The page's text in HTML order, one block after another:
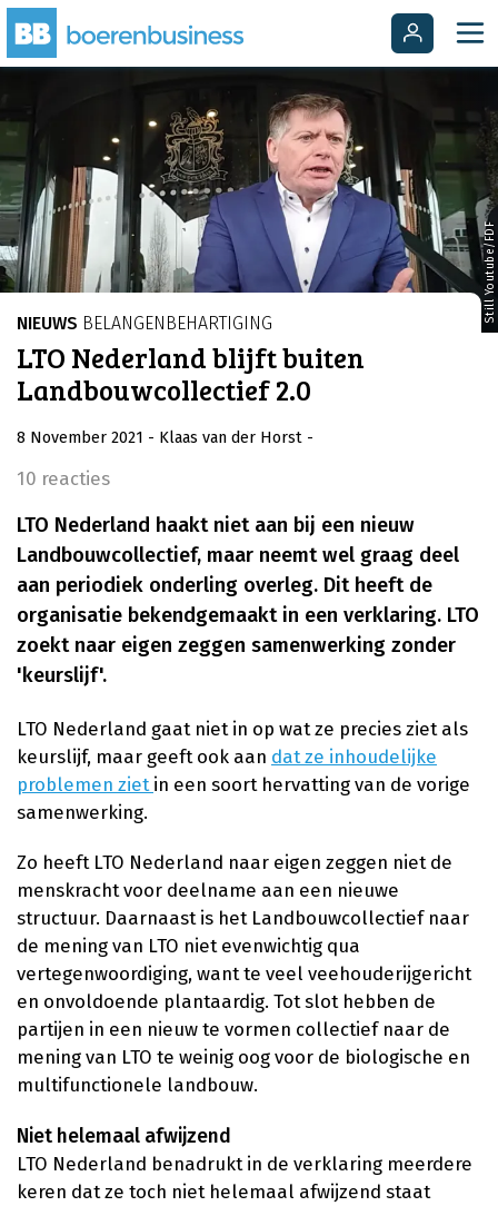
Still Youtube/FDF
NIEUWS BELANGENBEHARTIGING
LTO Nederland blijft buiten
Landbouwcollectief 2.0
8 November 2021 - Klaas van der Horst -
10 reacties
LTO Nederland haakt niet aan bij een nieuw
Landbouwcollectief, maar neemt wel graag deel
aan periodiek onderling overleg. Dit heeft de
organisatie bekendgemaakt in een verklaring. LTO
zoekt naar eigen zeggen samenwerking zonder
'keurslijf'.
LTO Nederland gaat niet in op wat ze precies ziet als
keurslijf, maar geeft ook aan dat ze inhoudelijke
problemen ziet in een soort hervatting van de vorige
samenwerking.
Zo heeft LTO Nederland naar eigen zeggen niet de
menskracht voor deelname aan een nieuwe
structuur. Daarnaast is het Landbouwcollectief naar
de mening van LTO niet evenwichtig qua
vertegenwoordiging, want te veel veehouderijgericht
en onvoldoende plantaardig. Tot slot hebben de
partijen in een nieuw te vormen collectief naar de
mening van LTO te weinig oog voor de biologische en
multifunctionele landbouw.
Niet helemaal afwijzend
LTO Nederland benadrukt in de verklaring meerdere
keren dat ze toch niet helemaal afwijzend staat